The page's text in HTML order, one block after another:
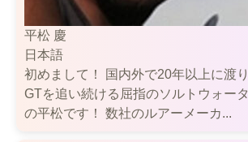
平松 慶
日本語
初めまして！ 国内外で20年以上に渡
GTを追い続ける屈指のソルトウォー
の平松です！ 数社のルアーメーカ...